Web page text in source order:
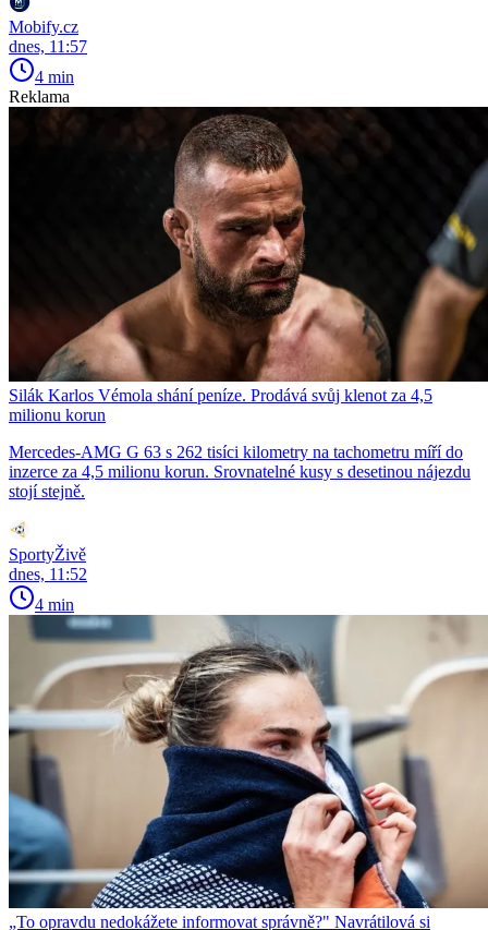
Mobify.cz
dnes, 11:57
4 min
Reklama
Silák Karlos Vémola shání peníze. Prodává svůj klenot za 4,5
milionu korun
Mercedes-AMG G 63 s 262 tisíci kilometry na tachometru míří do
inzerce za 4,5 milionu korun. Srovnatelné kusy s desetinou nájezdu
stojí stejně.
SportyŽivě
dnes, 11:52
4 min
„To opravdu nedokážete informovat správně?" Navrátilová si